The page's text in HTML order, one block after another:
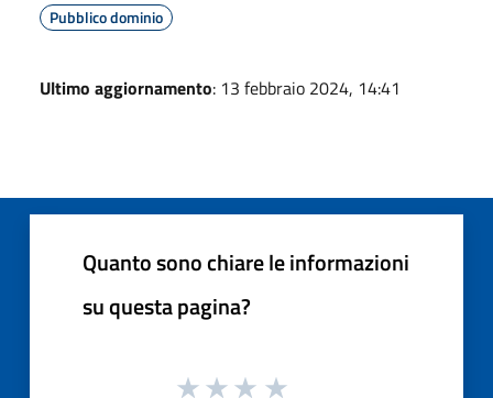
Pubblico dominio
Ultimo aggiornamento: 13 febbraio 2024, 14:41
Quanto sono chiare le informazioni
su questa pagina?